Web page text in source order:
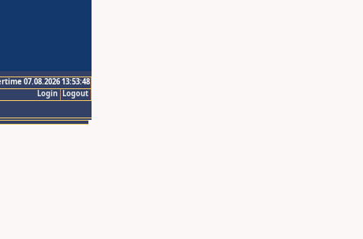
07.08.2026 13:53:48
Logout
Login